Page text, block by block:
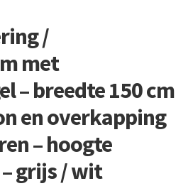
/
met
– breedte 150 cm
en overkapping
– hoogte
grijs / wit